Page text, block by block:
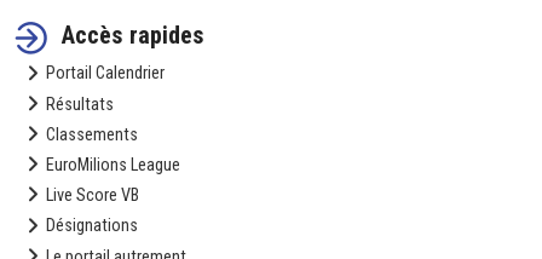
Accès rapides
Portail Calendrier
Résultats
Classements
EuroMilions League
Live Score VB
Désignations